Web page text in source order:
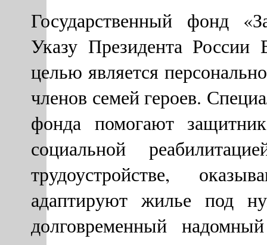
Государственный фонд
Указу Президента
целью является
членов семей героев.
фонда помогают
социальной
трудоустройстве,
адаптируют жилье под
долговременный